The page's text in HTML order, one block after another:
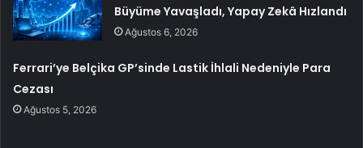
Büyüme Yavaşladı, Yapay Zekâ Hızlandı
Ağustos 6, 2026
Ferrari’ye Belçika GP’sinde Lastik İhlali Nedeniyle Para
Cezası
Ağustos 5, 2026